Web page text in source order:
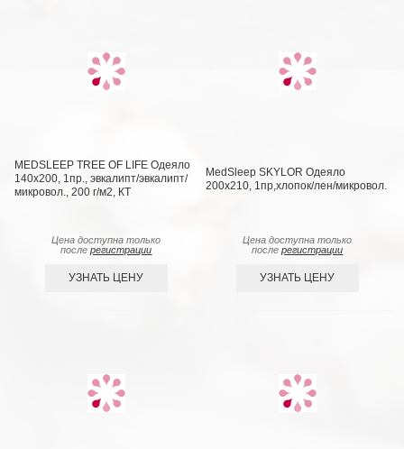
MEDSLEEP TREE OF LIFE Одеяло
140х200, 1пр., эвкалипт/эвкалипт/
микровол., 200 г/м2, КТ
Цена доступна только
послерегистрации
УЗНАТЬ ЦЕНУ
MedSleep SKYLOR Одеяло
200х210, 1пр,хлопок/лен/микровол.
Цена доступна только
послерегистрации
УЗНАТЬ ЦЕНУ